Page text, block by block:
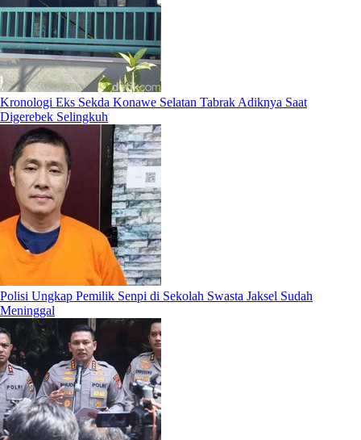
Kronologi Eks Sekda Konawe Selatan Tabrak Adiknya Saat
Digerebek Selingkuh
Polisi Ungkap Pemilik Senpi di Sekolah Swasta Jaksel Sudah
Meninggal